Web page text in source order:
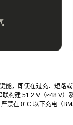
能，即使在过充、短路
构建 51.2 V（≈48 V）
禁在 0°C 以下充电（